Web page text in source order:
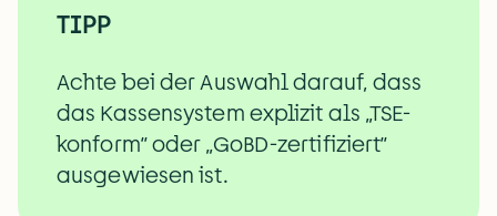
TIPP
Achte bei der Auswahl darauf, dass
das Kassensystem explizit als „TSE-
konform“ oder „GoBD-zertifiziert“
ausgewiesen ist.